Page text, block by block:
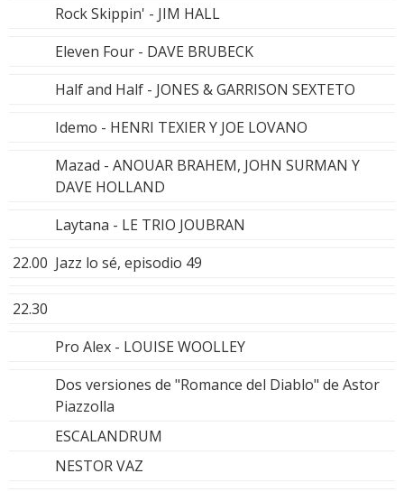
Rock Skippin' - JIM HALL
Eleven Four - DAVE BRUBECK
Half and Half - JONES & GARRISON SEXTETO
Idemo - HENRI TEXIER Y JOE LOVANO
Mazad - ANOUAR BRAHEM, JOHN SURMAN Y
DAVE HOLLAND
Laytana - LE TRIO JOUBRAN
22.00 Jazz lo sé, episodio 49
22.30
Pro Alex - LOUISE WOOLLEY
Dos versiones de "Romance del Diablo" de Astor
Piazzolla
ESCALANDRUM
NESTOR VAZ